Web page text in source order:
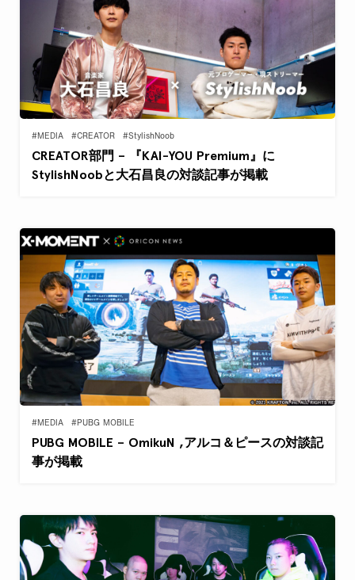
#MEDIA #CREATOR #StylishNoob
CREATOR部門 – 『KAI-YOU Premium』に
StylishNoobと大石昌良の対談記事が掲載
#MEDIA #PUBG MOBILE
PUBG MOBILE – OmikuN ,アルコ＆ピースの対談記
事が掲載